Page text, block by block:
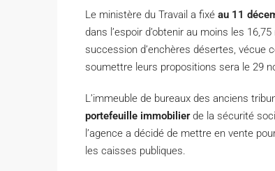
Le ministère du Travail a fixé au 11
dans l’espoir d’obtenir au moins les
succession d’enchères désertes, vécue
soumettre leurs propositions sera le 29
L’immeuble de bureaux des anciens
portefeuille immobilierde la sécurité
l’agence a décidé de mettre en vente
les caisses publiques.